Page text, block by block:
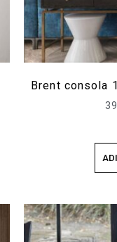
Brent consola